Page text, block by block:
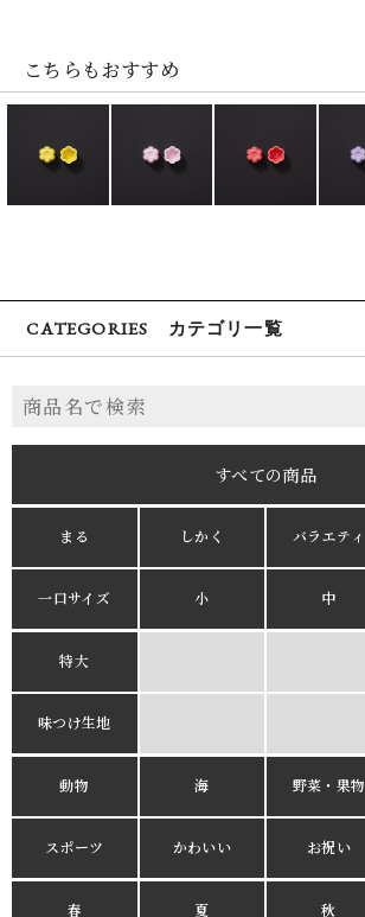
こちらもおすすめ
CATEGORIES カテゴリ一覧
すべての商品
まる しかく バラエティ
一口サイズ 小 中
特大
味つけ生地
動物 海 野菜・果物
スポーツ かわいい お祝い
春 夏 秋